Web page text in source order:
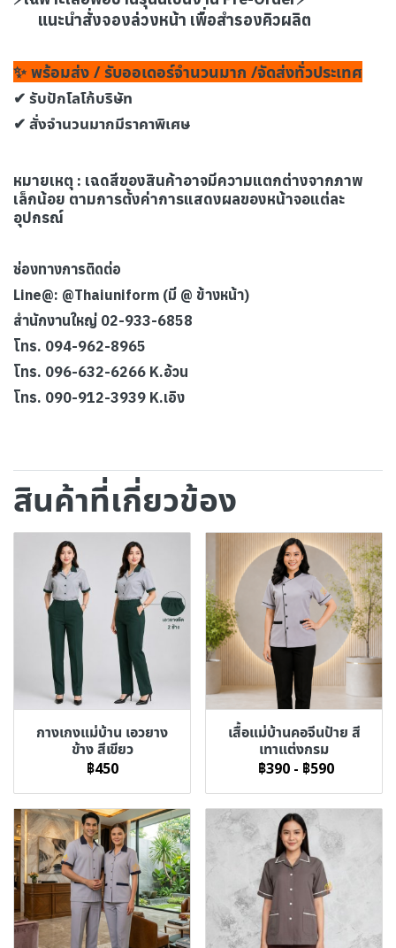
แนะนำสั่งจองล่วงหน้า เพื่อสำรองคิวผลิต
✨ พร้อมส่ง / รับออเดอร์จำนวนมาก /จัดส่งทั่วประเทศ
✔ รับปักโลโก้บริษัท
✔ สั่งจำนวนมากมีราคาพิเศษ
หมายเหตุ : เฉดสีของสินค้าอาจมีความแตกต่างจากภาพ
เล็กน้อย ตามการตั้งค่าการแสดงผลของหน้าจอแต่ละ
อุปกรณ์
ช่องทางการติดต่อ
Line@: @Thaiuniform (มี @ ข้างหน้า)
สำนักงานใหญ่ 02-933-6858
โทร. 094-962-8965
โทร. 096-632-6266 K.อ้วน
โทร. 090-912-3939 K.เอิง
สินค้าที่เกี่ยวข้อง
กางเกงแม่บ้าน เอวยาง
ข้าง สีเขียว
฿450
เสื้อแม่บ้านคอจีนป้าย สี
เทาแต่งกรม
฿390 - ฿590